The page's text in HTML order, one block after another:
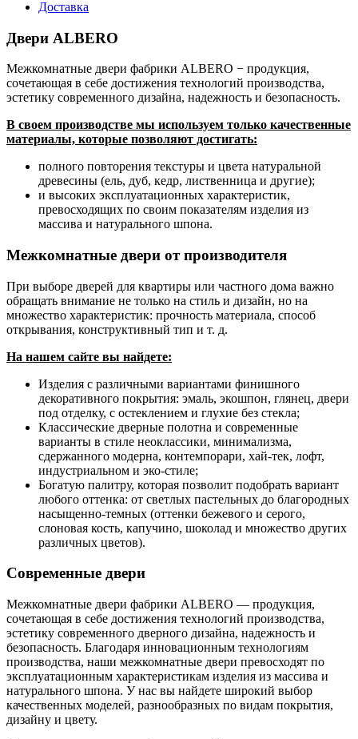
Доставка
Двери ALBERO
Межкомнатные двери фабрики ALBERO − продукция,
сочетающая в себе достижения технологий производства,
эстетику современного дизайна, надежность и безопасность.
В своем производстве мы используем только качественные
материалы, которые позволяют достигать:
полного повторения текстуры и цвета натуральной
древесины (ель, дуб, кедр, лиственница и другие);
и высоких эксплуатационных характеристик,
превосходящих по своим показателям изделия из
массива и натурального шпона.
Межкомнатные двери от производителя
При выборе дверей для квартиры или частного дома важно
обращать внимание не только на стиль и дизайн, но на
множество характеристик: прочность материала, способ
открывания, конструктивный тип и т. д.
На нашем сайте вы найдете:
Изделия с различными вариантами финишного
декоративного покрытия: эмаль, экошпон, глянец, двери
под отделку, с остеклением и глухие без стекла;
Классические дверные полотна и современные
варианты в стиле неоклассики, минимализма,
сдержанного модерна, контемпорари, хай-тек, лофт,
индустриальном и эко-стиле;
Богатую палитру, которая позволит подобрать вариант
любого оттенка: от светлых пастельных до благородных
насыщенно-темных (оттенки бежевого и серого,
слоновая кость, капучино, шоколад и множество других
различных цветов).
Современные двери
Межкомнатные двери фабрики ALBERO — продукция,
сочетающая в себе достижения технологий производства,
эстетику современного дверного дизайна, надежность и
безопасность. Благодаря инновационным технологиям
производства, наши межкомнатные двери превосходят по
эксплуатационным характеристикам изделия из массива и
натурального шпона. У нас вы найдете широкий выбор
качественных моделей, разнообразных по видам покрытия,
дизайну и цвету.